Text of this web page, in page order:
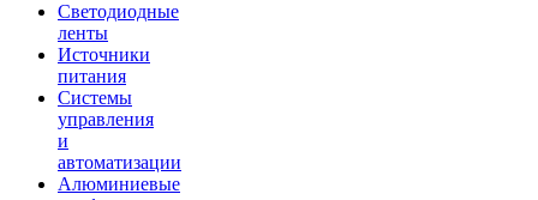
Светодиодные
ленты
Источники
питания
Системы
управления
и
автоматизации
Алюминиевые